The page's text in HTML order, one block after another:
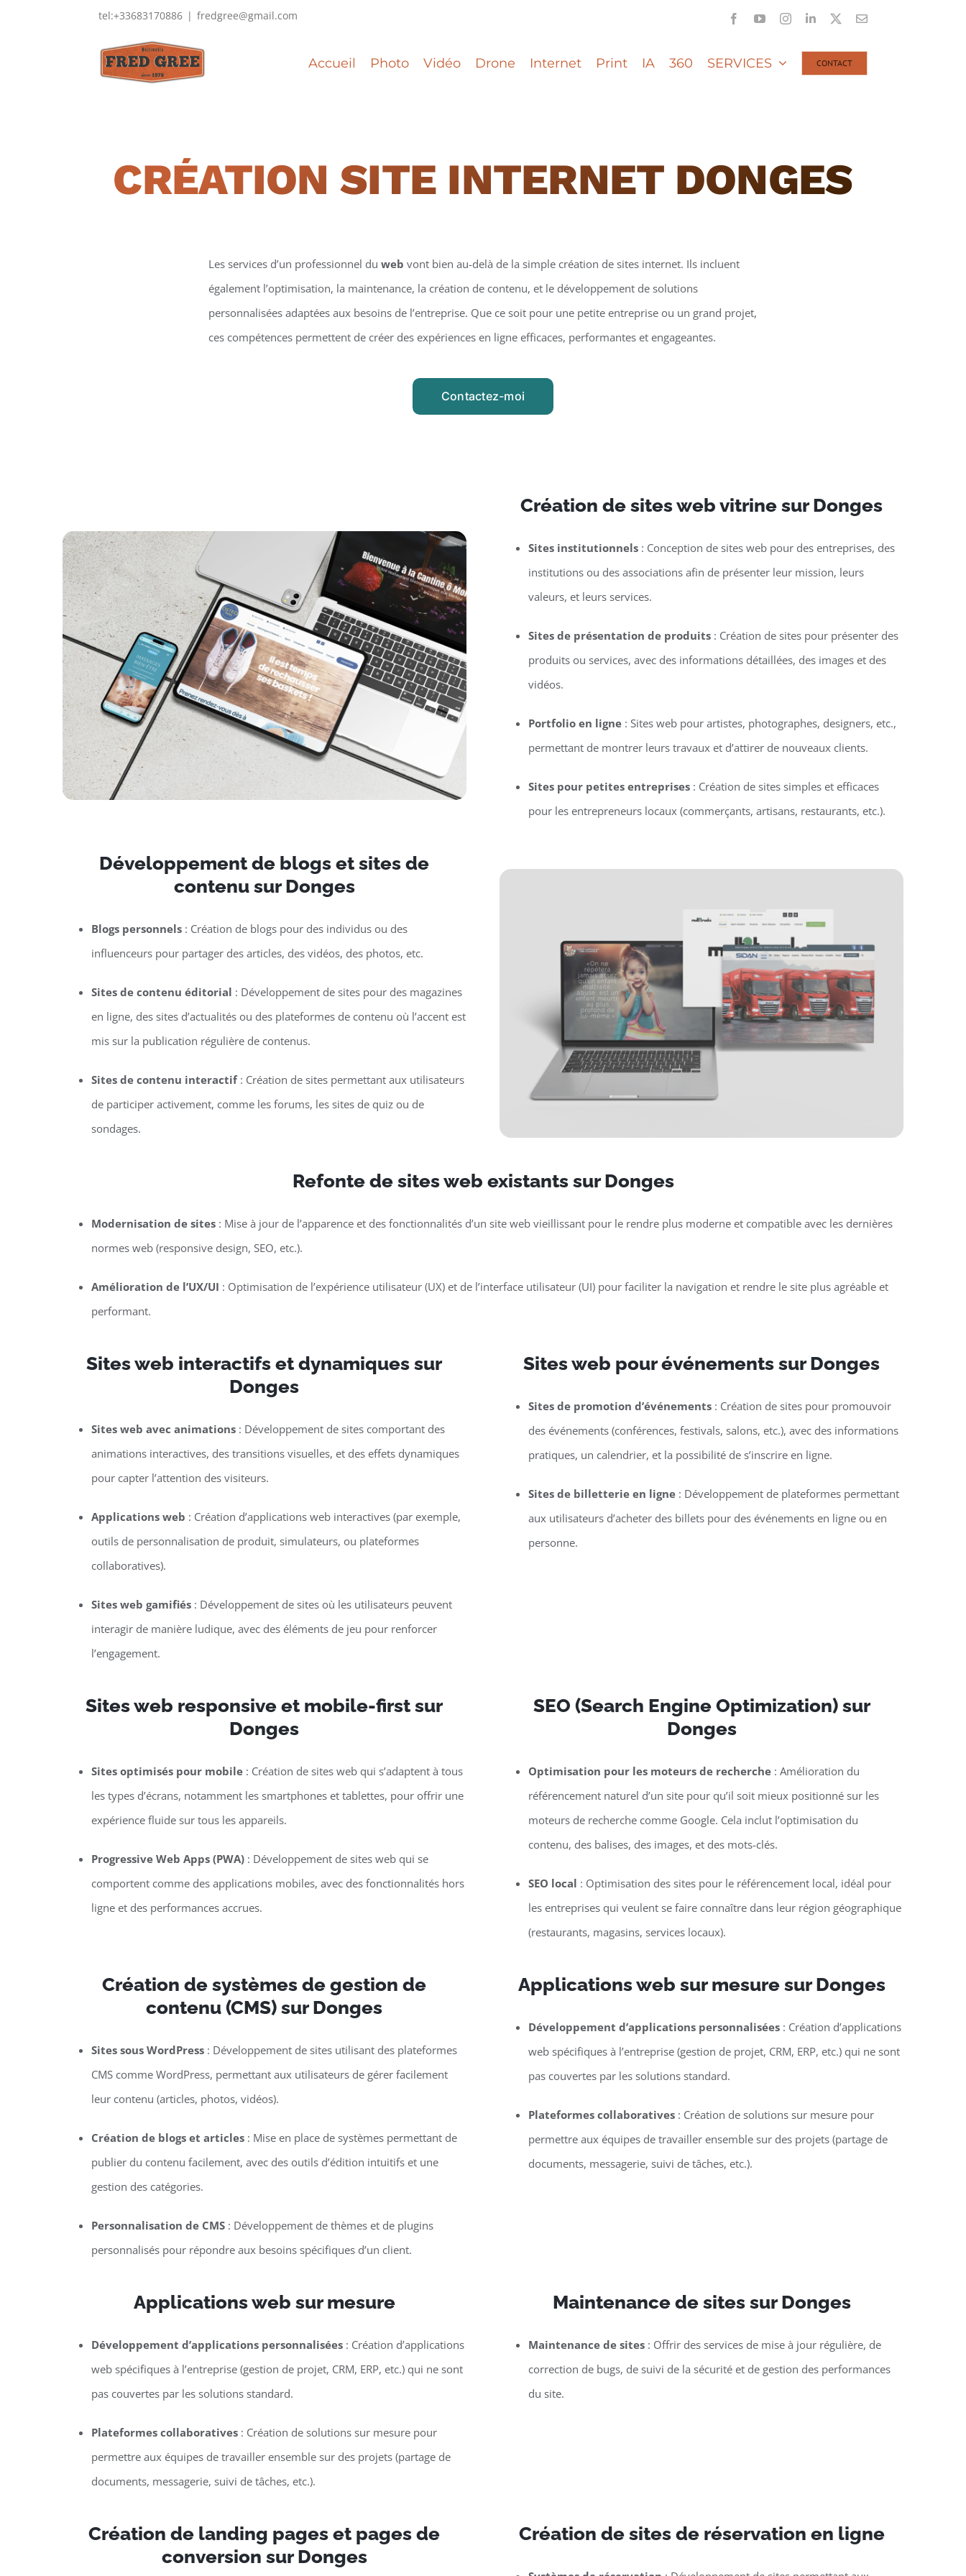
tel:+33683170886 | fredgree@gmail.com FacebookYouTubeInstagramLinkedIn Email
Accueil Photo Vidéo Drone Internet Print IA 360 SERVICES CONTACT
CRÉATION SITE INTERNET DONGES
Les services d’un professionnel du web vont bien au-delà de la simple création de sites internet. Ils incluent
également l’optimisation, la maintenance, la création de contenu, et le développement de solutions
personnalisées adaptées aux besoins de l’entreprise. Que ce soit pour une petite entreprise ou un grand projet,
ces compétences permettent de créer des expériences en ligne efficaces, performantes et engageantes.
Contactez-moi
Création de sites web vitrine sur Donges
Sites institutionnels : Conception de sites web pour des entreprises, des
institutions ou des associations afin de présenter leur mission, leurs
valeurs, et leurs services.
Sites de présentation de produits : Création de sites pour présenter des
produits ou services, avec des informations détaillées, des images et des
vidéos.
Portfolio en ligne : Sites web pour artistes, photographes, designers, etc.,
permettant de montrer leurs travaux et d’attirer de nouveaux clients.
Sites pour petites entreprises : Création de sites simples et efficaces
pour les entrepreneurs locaux (commerçants, artisans, restaurants, etc.).
Développement de blogs et sites de
contenu sur Donges
Blogs personnels: Création de blogs pour des individus ou des
influenceurs pour partager des articles, des vidéos, des photos, etc.
Sites de contenu éditorial : Développement de sites pour des magazines
en ligne, des sites d’actualités ou des plateformes de contenu où l’accent est
mis sur la publication régulière de contenus.
Sites de contenu interactif: Création de sites permettant aux utilisateurs
de participer activement, comme les forums, les sites de quiz ou de
sondages.
Refonte de sites web existants sur Donges
Modernisation de sites: Mise à jour de l’apparence et des fonctionnalités d’un site web vieillissant pour le rendre plus moderne et compatible avec les dernières
normes web (responsive design, SEO, etc.).
Amélioration de l’UX/UI : Optimisation de l’expérience utilisateur (UX) et de l’interface utilisateur (UI) pour faciliter la navigation et rendre le site plus agréable et
performant.
Sites web interactifs et dynamiques sur
Donges
Sites web avec animations: Développement de sites comportant des
animations interactives, des transitions visuelles, et des effets dynamiques
pour capter l’attention des visiteurs.
Applications web : Création d’applications web interactives (par exemple,
outils de personnalisation de produit, simulateurs, ou plateformes
collaboratives).
Sites web gamifiés: Développement de sites où les utilisateurs peuvent
interagir de manière ludique, avec des éléments de jeu pour renforcer
l’engagement.
Sites web pour événements sur Donges
Sites de promotion d’événements : Création de sites pour promouvoir
des événements (conférences, festivals, salons, etc.), avec des informations
pratiques, un calendrier, et la possibilité de s’inscrire en ligne.
Sites de billetterie en ligne : Développement de plateformes permettant
aux utilisateurs d’acheter des billets pour des événements en ligne ou en
personne.
Sites web responsive et mobile-first sur
Donges
Sites optimisés pour mobile: Création de sites web qui s’adaptent à tous
les types d’écrans, notamment les smartphones et tablettes, pour offrir une
expérience fluide sur tous les appareils.
Progressive Web Apps (PWA): Développement de sites web qui se
comportent comme des applications mobiles, avec des fonctionnalités hors
ligne et des performances accrues.
SEO (Search Engine Optimization) sur
Donges
Optimisation pour les moteurs de recherche : Amélioration du
référencement naturel d’un site pour qu’il soit mieux positionné sur les
moteurs de recherche comme Google. Cela inclut l’optimisation du
contenu, des balises, des images, et des mots-clés.
SEO local : Optimisation des sites pour le référencement local, idéal pour
les entreprises qui veulent se faire connaître dans leur région géographique
(restaurants, magasins, services locaux).
Création de systèmes de gestion de
contenu (CMS) sur Donges
Sites sous WordPress: Développement de sites utilisant des plateformes
CMS comme WordPress, permettant aux utilisateurs de gérer facilement
leur contenu (articles, photos, vidéos).
Création de blogs et articles: Mise en place de systèmes permettant de
publier du contenu facilement, avec des outils d’édition intuitifs et une
gestion des catégories.
Personnalisation de CMS: Développement de thèmes et de plugins
personnalisés pour répondre aux besoins spécifiques d’un client.
Applications web sur mesure sur Donges
Développement d’applications personnalisées : Création d’applications
web spécifiques à l’entreprise (gestion de projet, CRM, ERP, etc.) qui ne sont
pas couvertes par les solutions standard.
Plateformes collaboratives : Création de solutions sur mesure pour
permettre aux équipes de travailler ensemble sur des projets (partage de
documents, messagerie, suivi de tâches, etc.).
Applications web sur mesure
Développement d’applications personnalisées: Création d’applications
web spécifiques à l’entreprise (gestion de projet, CRM, ERP, etc.) qui ne sont
pas couvertes par les solutions standard.
Plateformes collaboratives: Création de solutions sur mesure pour
permettre aux équipes de travailler ensemble sur des projets (partage de
documents, messagerie, suivi de tâches, etc.).
Maintenance de sites sur Donges
Maintenance de sites : Offrir des services de mise à jour régulière, de
correction de bugs, de suivi de la sécurité et de gestion des performances
du site.
Création de landing pages et pages de
conversion sur Donges
Création de sites de réservation en ligne